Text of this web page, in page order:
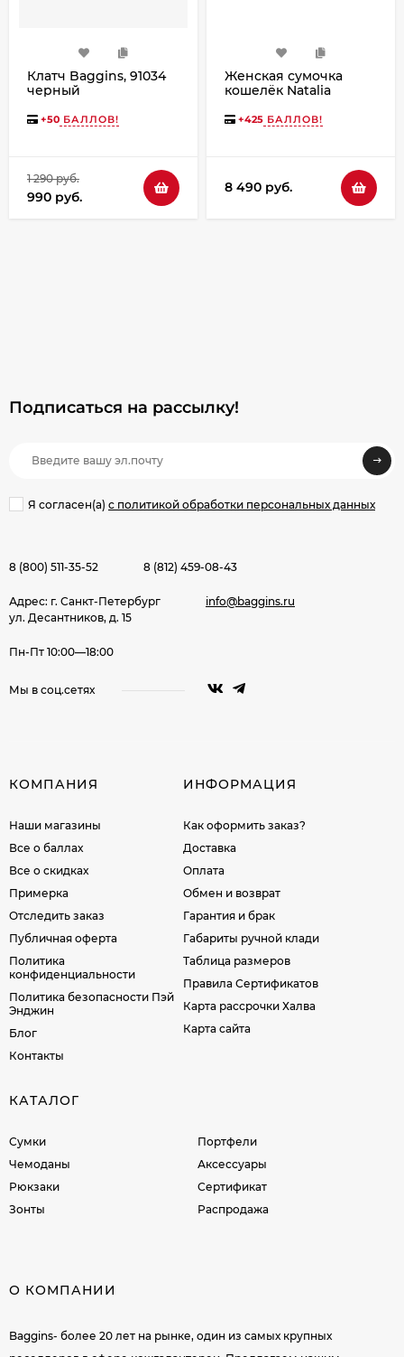
Клатч Baggins, 91034
черный
+50 БАЛЛОВ!
1 290 руб.
990 руб.
Женская сумочка
кошелёк Natalia
«Лисиа»
+425 БАЛЛОВ!
8 490 руб.
Подписаться на рассылкy!
Я согласен(a) с политикой обработки персональных данных
8 (800) 511-35-52 8 (812) 459-08-43
Адрес: г. Санкт-Петербург
ул. Десантников, д. 15
info@baggins.ru
Пн-Пт 10:00—18:00
Мы в соц.сетях
КОМПАНИЯ
Наши магазины
Все о баллах
Все о скидках
Примерка
Отследить заказ
Публичная оферта
Политика
конфиденциальности
Политика безопасности Пэй
Энджин
Блог
Контакты
ИНФОРМАЦИЯ
Как оформить заказ?
Доставка
Оплата
Обмен и возврат
Гарантия и брак
Габариты ручной клади
Таблица размеров
Правила Сертификатов
Карта рассрочки Халва
Карта сайта
КАТАЛОГ
Сумки
Чемоданы
Рюкзаки
Зонты
Портфели
Аксессуары
Сертификат
Распродажа
О КОМПАНИИ
Baggins- более 20 лет на рынке, один из самых крупных